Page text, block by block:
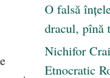
O falsă
dracul, pînă
Nichifor
Etnocratic